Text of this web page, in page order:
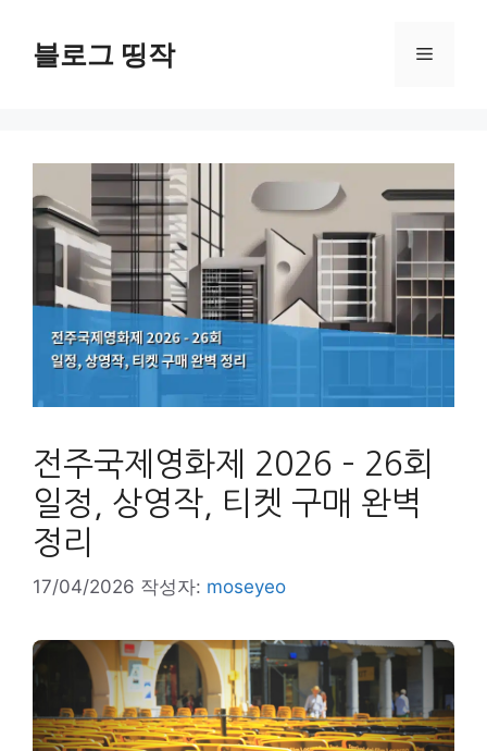
블로그 띵작 메
전주국제영화제 2026 – 26회
일정, 상영작, 티켓 구매 완벽
정리
17/04/2026 작성자: moseyeo